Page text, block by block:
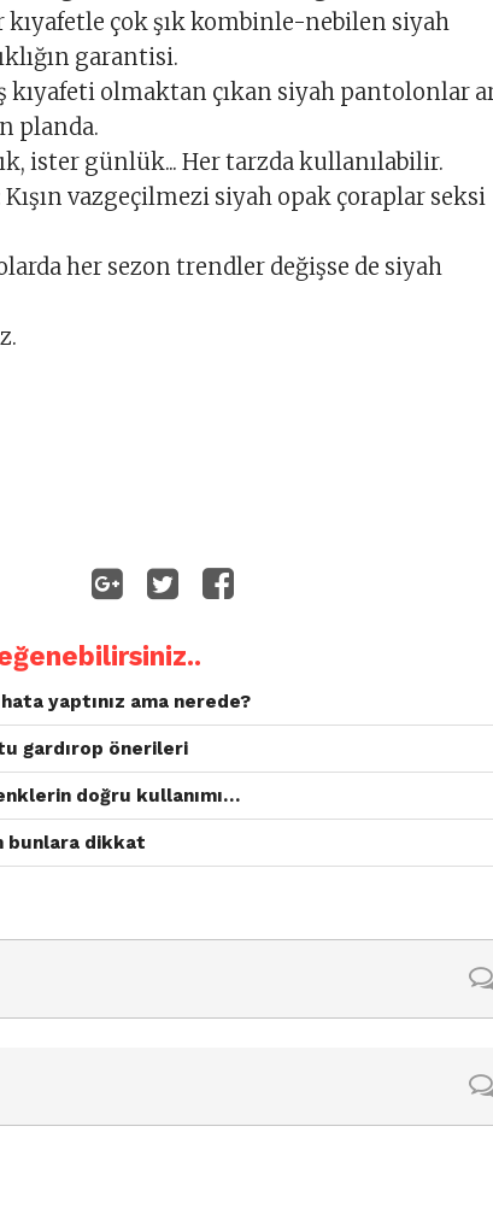
çok şık kombinle-nebilen siyah
garantisi.
kıyafeti olmaktan çıkan siyah pantolonlar
planda.
ister günlük... Her tarzda kullanılabilir.
vazgeçilmezi siyah opak çoraplar seksi
her sezon trendler değişse de siyah
yaptınız ama nerede?
gardırop önerileri
doğru kullanımı…
bunlara dikkat